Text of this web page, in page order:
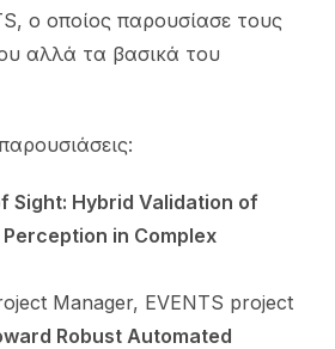
ο οποίος παρουσίασε τους
αλλά τα βασικά του
Sight: Hybrid Validation of
in Complex
Manager, EVENTS project
Robust Automated